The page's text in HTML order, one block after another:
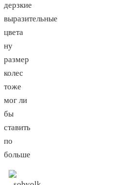
дерзкие
выразительные
цвета
ну
размер
колес
тоже
мог ли
бы
ставить
по
больше